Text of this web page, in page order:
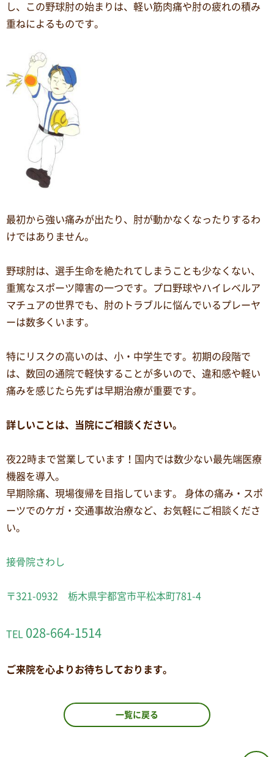
し、この野球肘の始まりは、軽い筋肉痛や肘の疲れの積み
重ねによるものです。
最初から強い痛みが出たり、肘が動かなくなったりするわ
けではありません。
野球肘は、選手生命を絶たれてしまうことも少なくない、
重篤なスポーツ障害の一つです。プロ野球やハイレベルア
マチュアの世界でも、肘のトラブルに悩んでいるプレーヤ
ーは数多くいます。
特にリスクの高いのは、小・中学生です。初期の段階で
は、数回の通院で軽快することが多いので、違和感や軽い
痛みを感じたら先ずは早期治療が重要です。
詳しいことは、当院にご相談ください。
夜22時まで営業しています！国内では数少ない最先端医療
機器を導入。
早期除痛、現場復帰を目指しています。 身体の痛み・スポ
ーツでのケガ・交通事故治療など、お気軽にご相談くださ
い。
接骨院さわし
〒321-0932 栃木県宇都宮市平松本町781-4
TEL 028-664-1514
ご来院を心よりお待ちしております。
一覧に戻る